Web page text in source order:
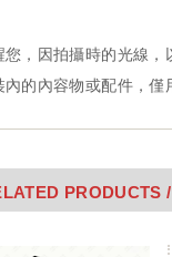
PRODUCTS /